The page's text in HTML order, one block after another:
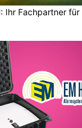
Ihr Fachpartner